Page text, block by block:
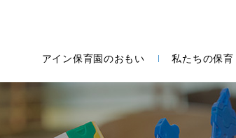
アイン保育園のおもい 私たちの保育